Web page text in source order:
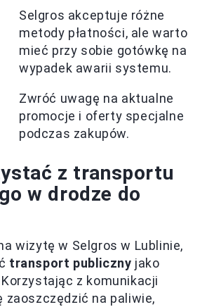
Selgros akceptuje różne
metody płatności, ale warto
mieć przy sobie gotówkę na
wypadek awarii systemu.
Zwróć uwagę na aktualne
promocje i oferty specjalne
podczas zakupów.
z transportu
w drodze do
wizytę w Selgros w Lublinie,
transport publiczny jako
z komunikacji
zaoszczędzić na paliwie,